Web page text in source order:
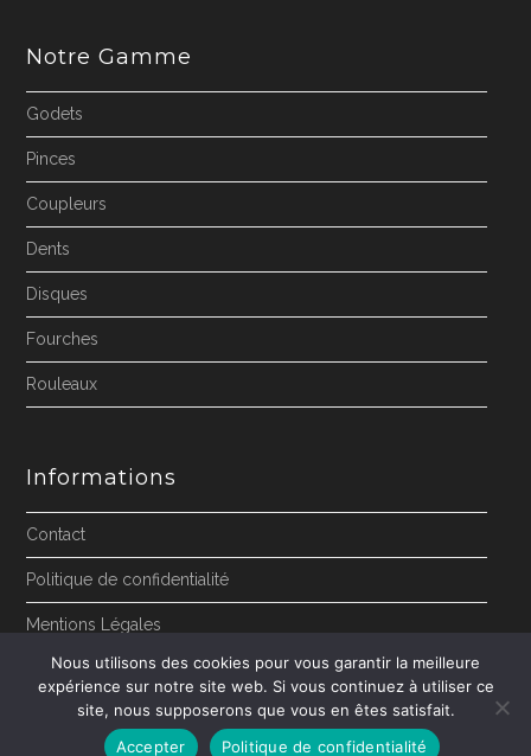
Notre Gamme
Godets
Pinces
Coupleurs
Dents
Disques
Fourches
Rouleaux
Informations
Contact
Politique de confidentialité
Mentions Légales
Copyright 2026 - Björn
Nous utilisons des cookies pour vous garantir la meilleure
expérience sur notre site web. Si vous continuez à utiliser ce
site, nous supposerons que vous en êtes satisfait.
Accepter
Politique de confidentialité